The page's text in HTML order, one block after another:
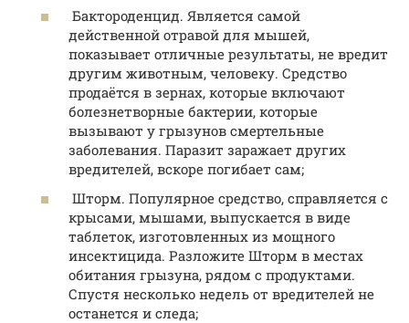
Бактороденцид. Является самой
действенной отравой для мышей,
показывает отличные результаты, не вредит
другим животным, человеку. Средство
продаётся в зернах, которые включают
болезнетворные бактерии, которые
вызывают у грызунов смертельные
заболевания. Паразит заражает других
вредителей, вскоре погибает сам;
Шторм. Популярное средство, справляется с
крысами, мышами, выпускается в виде
таблеток, изготовленных из мощного
инсектицида. Разложите Шторм в местах
обитания грызуна, рядом с продуктами.
Спустя несколько недель от вредителей не
останется и следа;